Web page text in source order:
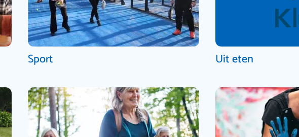
Sport Uit eten